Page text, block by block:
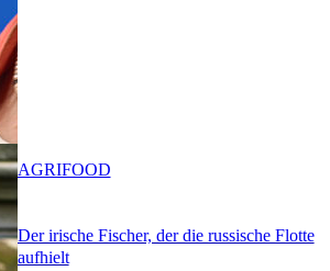
Der irische Fischer, der die russische Flotte
aufhielt
AGRIFOOD